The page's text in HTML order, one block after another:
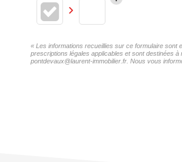
« Les informations recueillies sur ce formulaire sont
prescriptions légales applicables et sont destinées
pontdevaux@laurent-immobilier.fr. Nous vous